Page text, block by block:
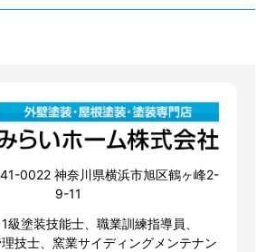
0022 神奈川県横浜市旭区鶴ヶ峰2-
9-11
1級塗装技能士、職業訓練指導員、
技士、窯業サイディングメンテナン